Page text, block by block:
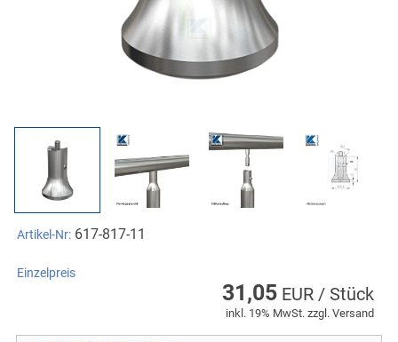
Artikel-Nr: 617-817-11
Einzelpreis
31,05EUR / Stück
inkl. 19% MwSt. zzgl. Versand